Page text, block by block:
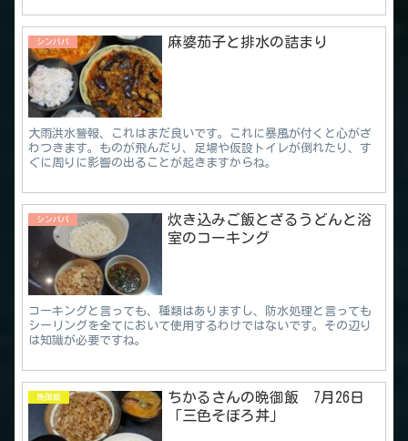
シンパパ 麻婆茄子と排水の詰まり
大雨洪水警報、これはまだ良いです。これに暴風が付くと心がざ
わつきます。ものが飛んだり、足場や仮設トイレが倒れたり、す
ぐに周りに影響の出ることが起きますからね。
シンパパ
炊き込みご飯とざるうどんと浴
室のコーキング
コーキングと言っても、種類はありますし、防水処理と言っても
シーリングを全てにおいて使用するわけではないです。その辺り
は知識が必要ですね。
晩御飯
ちかるさんの晩御飯 7月26日
「三色そぼろ丼」